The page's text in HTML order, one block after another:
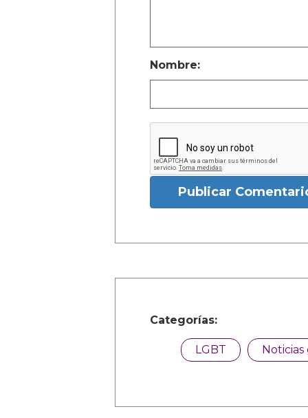
Nombre:
Publicar
Categorías:
LGBT Noticias